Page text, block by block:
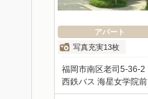
アパート
写真充実13枚
福岡市南区老司5-36-2
西鉄バス 海星女学院前